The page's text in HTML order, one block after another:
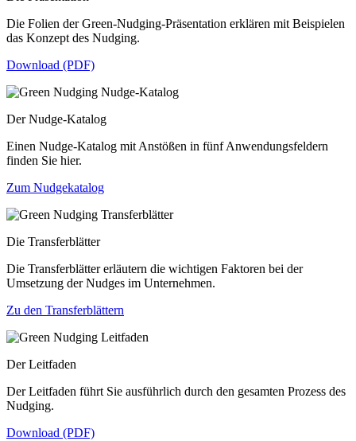
Die Folien der Green-Nudging-Präsentation erklären mit Beispielen
das Konzept des Nudging.
Download (PDF)
Der Nudge-Katalog
Einen Nudge-Katalog mit Anstößen in fünf Anwendungsfeldern
finden Sie hier.
Zum Nudgekatalog
Die Transferblätter
Die Transferblätter erläutern die wichtigen Faktoren bei der
Umsetzung der Nudges im Unternehmen.
Zu den Transferblättern
Der Leitfaden
Der Leitfaden führt Sie ausführlich durch den gesamten Prozess des
Nudging.
Download (PDF)